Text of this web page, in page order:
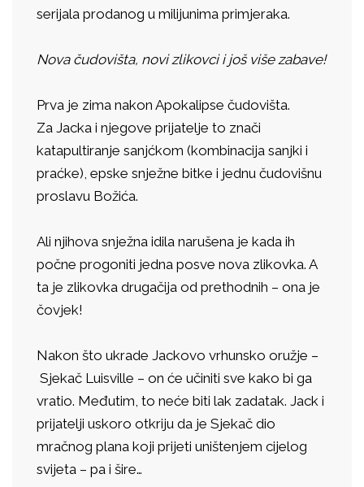
serijala prodanog u milijunima primjeraka.
Nova čudovišta, novi zlikovci i još više zabave!
Prva je zima nakon Apokalipse čudovišta.
Za Jacka i njegove prijatelje to znači
katapultiranje sanjćkom (kombinacija sanjki i
praćke), epske snježne bitke i jednu čudovišnu
proslavu Božića.
Ali njihova snježna idila narušena je kada ih
počne progoniti jedna posve nova zlikovka. A
ta je zlikovka drugačija od prethodnih – ona je
čovjek!
Nakon što ukrade Jackovo vrhunsko oružje –
Sjekač Luisville – on će učiniti sve kako bi ga
vratio. Međutim, to neće biti lak zadatak. Jack i
prijatelji uskoro otkriju da je Sjekač dio
mračnog plana koji prijeti uništenjem cijelog
svijeta – pa i šire…